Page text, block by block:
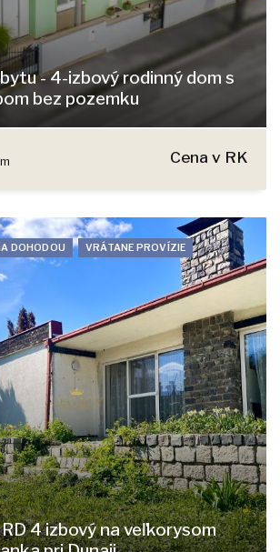
- 4-izbový rodinný dom s
bez pozemku
Cena v RK
DOHODOU
VRÁTANE PROVÍZIE
4 izbový na veľkorysom